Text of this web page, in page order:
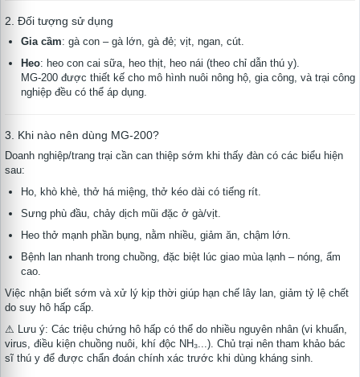
2. Đối tượng sử dụng
Gia cầm: gà con – gà lớn, gà đẻ; vịt, ngan, cút.
Heo: heo con cai sữa, heo thịt, heo nái (theo chỉ dẫn thú y).
MG-200 được thiết kế cho mô hình nuôi nông hộ, gia công, và trại công
nghiệp đều có thể áp dụng.
3. Khi nào nên dùng MG-200?
Doanh nghiệp/trang trại cần can thiệp sớm khi thấy đàn có các biểu hiện
sau:
Ho, khò khè, thở há miệng, thở kéo dài có tiếng rít.
Sưng phù đầu, chảy dịch mũi đặc ở gà/vịt.
Heo thở mạnh phần bụng, nằm nhiều, giảm ăn, chậm lớn.
Bệnh lan nhanh trong chuồng, đặc biệt lúc giao mùa lạnh – nóng, ẩm
cao.
Việc nhận biết sớm và xử lý kịp thời giúp hạn chế lây lan, giảm tỷ lệ chết
do suy hô hấp cấp.
⚠ Lưu ý: Các triệu chứng hô hấp có thể do nhiều nguyên nhân (vi khuẩn,
virus, điều kiện chuồng nuôi, khí độc NH₃...). Chủ trại nên tham khảo bác
sĩ thú y để được chẩn đoán chính xác trước khi dùng kháng sinh.